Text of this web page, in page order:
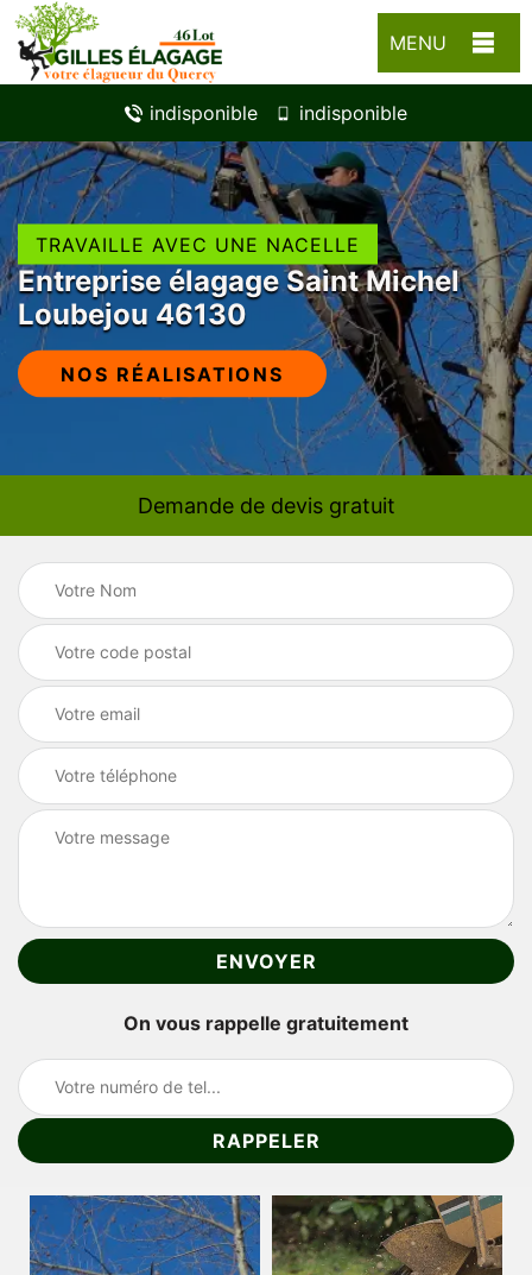
MENU
indisponible indisponible
TRAVAILLE AVEC UNE NACELLE
Entreprise élagage Saint Michel
Loubejou 46130
NOS RÉALISATIONS
Demande de devis gratuit
On vous rappelle gratuitement